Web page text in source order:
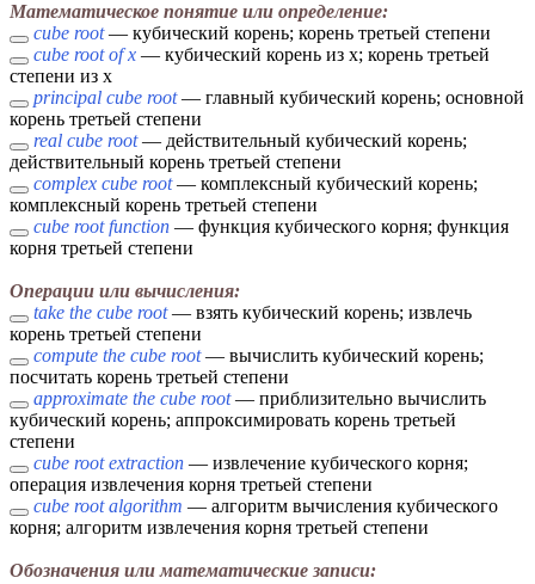
Математическое понятие или определение:
cube root— кубический корень; корень третьей степени
cube root of x — кубический корень из x; корень третьей
степени из x
principal cube root— главный кубический корень; основной
корень третьей степени
real cube root— действительный кубический корень;
действительный корень третьей степени
complex cube root— комплексный кубический корень;
комплексный корень третьей степени
cube root function — функция кубического корня; функция
корня третьей степени
Операции или вычисления:
take the cube root— взять кубический корень; извлечь
корень третьей степени
compute the cube root— вычислить кубический корень;
посчитать корень третьей степени
approximate the cube root— приблизительно вычислить
кубический корень; аппроксимировать корень третьей
степени
cube root extraction — извлечение кубического корня;
операция извлечения корня третьей степени
cube root algorithm — алгоритм вычисления кубического
корня; алгоритм извлечения корня третьей степени
Обозначения или математические записи: